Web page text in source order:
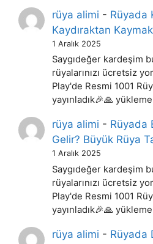
rüya alimi - Rüyada
Kaydıraktan
1 Aralık 2025
Saygıdeğer kardeşim
rüyalarınızı ücretsiz
Play'de Resmi 1001
yayınladık🎉🙏
rüya alimi - Rüyada
Gelir? Büyük Rüya
1 Aralık 2025
Saygıdeğer kardeşim
rüyalarınızı ücretsiz
Play'de Resmi 1001
yayınladık🎉🙏
rüya alimi - Rüyada